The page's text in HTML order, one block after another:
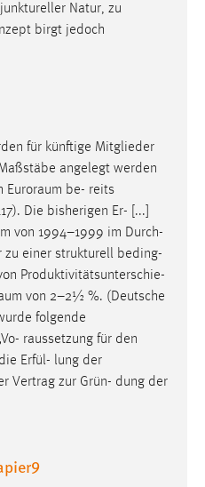
Natur, zu
birgt jedoch
für künftige Mitglieder
angelegt werden
Euroraum be- reits
Die bisherigen Er- [...]
von 1994–1999 im Durch-
zu einer strukturell beding-
Produktivitätsunterschie-
von 2–2½ %. (Deutsche
folgende
raussetzung für den
Erfül- lung der
Vertrag zur Grün- dung der